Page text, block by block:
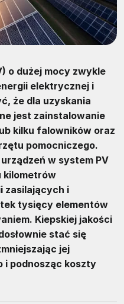
o dużej mocy zwykle
elektrycznej i
że dla uzyskania
jest zainstalowanie
kilku falowników oraz
pomocniczego.
w system PV
kilometrów
zasilających i
tysięcy elementów
Kiepskiej jakości
stać się
jej
i podnosząc koszty